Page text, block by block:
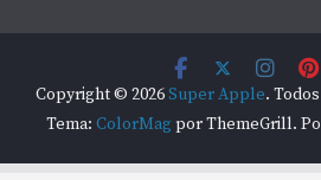
Copyright © 2026Super Apple.
Tema: ColorMag por ThemeGrill.